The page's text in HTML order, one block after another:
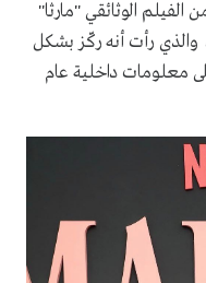
الفيلم الوثائقي "مارثا"
أنتجته نتفليكس عنها عام 2024، والذي رأت أنه ركّز بشكل
معلومات داخلية عام